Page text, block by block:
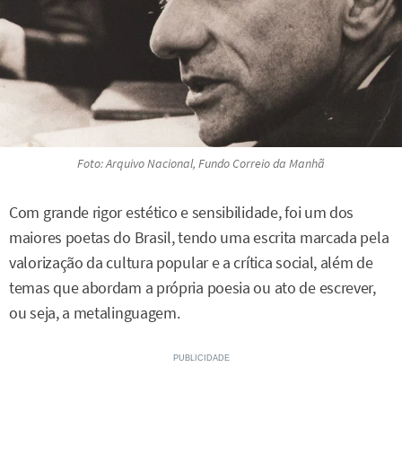
Foto: Arquivo Nacional, Fundo Correio da Manhã
Com grande rigor estético e sensibilidade, foi um dos
maiores poetas do Brasil, tendo uma escrita marcada pela
valorização da cultura popular e a crítica social, além de
temas que abordam a própria poesia ou ato de escrever,
ou seja, a metalinguagem.